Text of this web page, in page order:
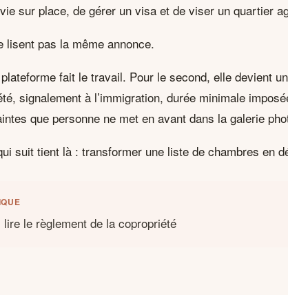
sur place, de gérer un visa et de viser un quartier
lisent pas la même annonce.
fait le travail. Pour le second, elle devient
signalement à l’immigration, durée minimale
que personne ne met en avant dans la galerie
suit tient là : transformer une liste de chambres en
le règlement de la copropriété